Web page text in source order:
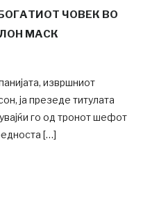
ЧОВЕК ВО
МАСК
извршниот
ја презеде титулата
го од тронот шефот
[…]